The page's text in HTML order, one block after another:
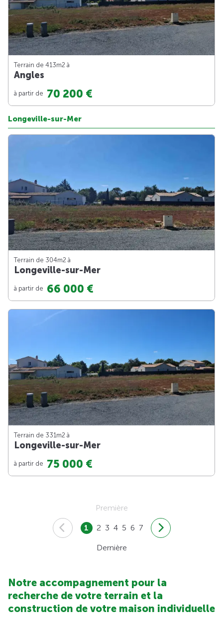
Terrain de 413m2 à
Angles
à partir de 70 200 €
Longeville-sur-Mer
Terrain de 304m2 à
Longeville-sur-Mer
à partir de 66 000 €
Terrain de 331m2 à
Longeville-sur-Mer
à partir de 75 000 €
Première
1 2 3 4 5 6 7
Dernière
Notre accompagnement pour la
recherche de votre terrain et la
construction de votre maison individuelle